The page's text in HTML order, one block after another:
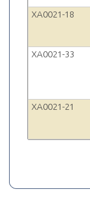
XA0021-18
XA0021-33
XA0021-21